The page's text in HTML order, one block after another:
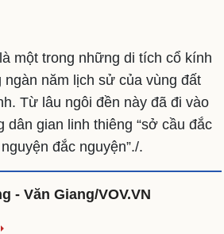
một trong những di tích cổ kính
năm lịch sử của vùng đất
Từ lâu ngôi đền này đã đi vào
dân gian linh thiêng “sở cầu đắc
đắc nguyện”./.
- Văn Giang/VOV.VN